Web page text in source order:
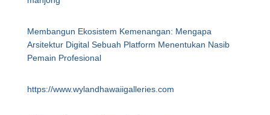
Membangun Ekosistem Kemenangan: Mengapa
Arsitektur Digital Sebuah Platform Menentukan Nasib
Pemain Profesional
https://www.wylandhawaiigalleries.com